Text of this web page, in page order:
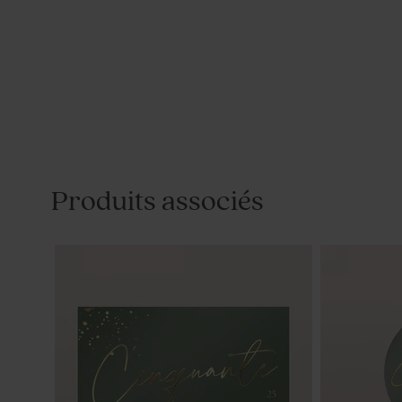
Produits associés